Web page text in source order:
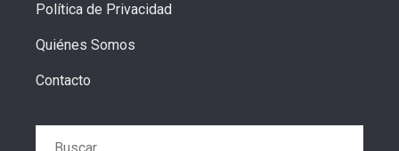
Política de Privacidad
Quiénes Somos
Contacto